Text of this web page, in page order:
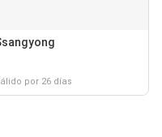
por 26 días